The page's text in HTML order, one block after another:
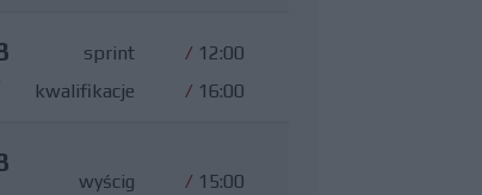
sprint
kwalifikacje
/ 12:00
/ 16:00
wyścig / 15:00